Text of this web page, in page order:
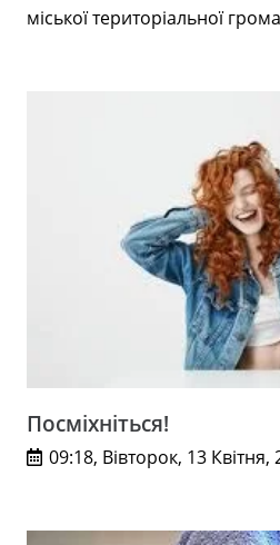
міської територіальної
Посміхніться!
09:18, Вівторок, 13 Квітня,